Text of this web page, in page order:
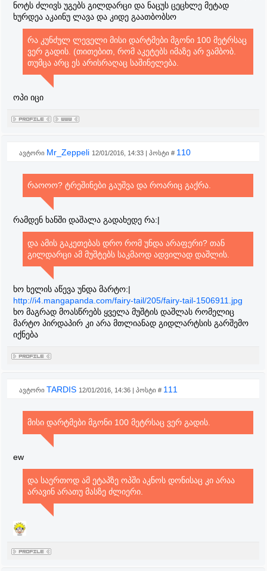
ნოტს ძლივს უგებს გილდარცი და ნაცუს ცეცხლე მეტად
ხურდეა აკაინუ ლავა და კიდე გაათბობსო
რა კუნძულ ლეველი მისი დარტმები მგონი 100 მეტრსაც
ვერ გადის. (თითებით, რომ აკეტებს იმაზე არ ვამბობ.
თუმცა არც ეს არისრაღაც საშინელება.
ოპი იცი
ავტორი Mr_Zeppeli 12/01/2016, 14:33 | პოსტი # 110
რაოოო? ტრეშინები გაუშვა და როარიც გაქრა.
რამდენ ხანში დაშალა გადახედე რა:|
და ამის გაკეთებას დრო რომ უნდა არაფერი? თან
გილდარცი ამ მუშტებს საკმაოდ ადვილად დაშლის.
ხო ხელის აწევა უნდა მარტო:|
http://i4.mangapanda.com/fairy-tail/205/fairy-tail-1506911.jpg
ხო მაგრად მოასწრებს ყველა მუშტის დაშლას რომელიც
მარტო პირდაპირ კი არა მთლიანად გიდლარტსის გარშემო
იქნება
ავტორი TARDIS 12/01/2016, 14:36 | პოსტი # 111
მისი დარტმები მგონი 100 მეტრსაც ვერ გადის.
ew
და საერთოდ ამ ეტაპზე ოპში აკნოს დონისაც კი არაა
არავინ არათუ მასზე ძლიერი.